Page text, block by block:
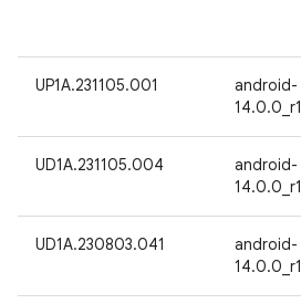
UP1A.231105.001
android-
UD1A.231105.004
android-
UD1A.230803.041
android-